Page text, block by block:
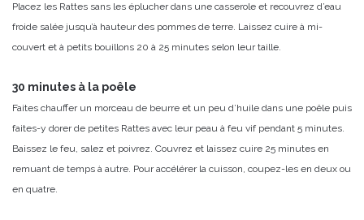
Placez les Rattes sans les éplucher dans une casserole et recouvrez d’eau
froide salée jusqu’à hauteur des pommes de terre. Laissez cuire à mi-
couvert et à petits bouillons 20 à 25 minutes selon leur taille.
30 minutes à la poêle
Faites chauffer un morceau de beurre et un peu d’huile dans une poêle puis
faites-y dorer de petites Rattes avec leur peau à feu vif pendant 5 minutes.
Baissez le feu, salez et poivrez. Couvrez et laissez cuire 25 minutes en
remuant de temps à autre. Pour accélérer la cuisson, coupez-les en deux ou
en quatre.